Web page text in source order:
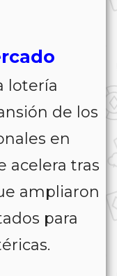
lotería
de los
en
acelera tras
ampliaron
para